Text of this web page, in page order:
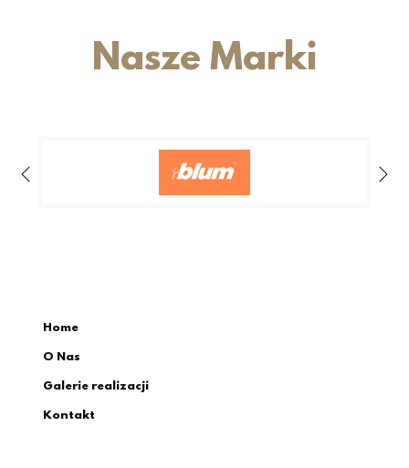
Nasze Marki
Home
O Nas
Galerie realizacji
Kontakt